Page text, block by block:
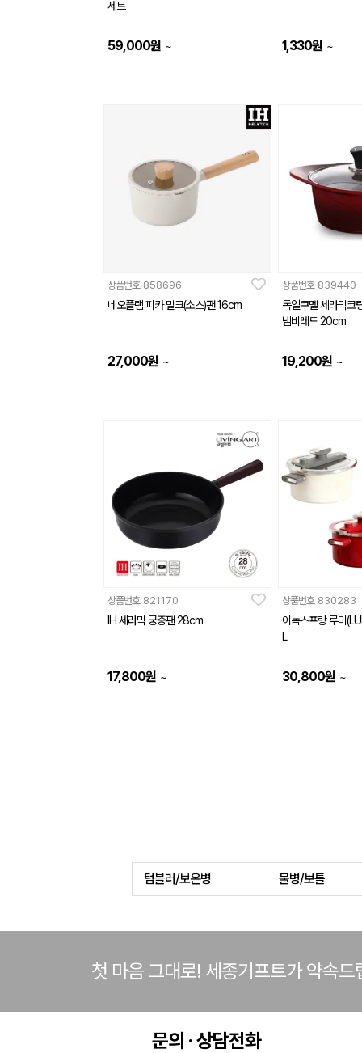
세트
59,000원 ~ 1,330원 ~
상품번호 858696
네오플램 피카 밀크(소스)팬 16cm
27,000원 ~
상품번호 839440
독일쿠멜 세라믹코
냄비레드 20cm
19,200원 ~
상품번호 821170
IH 세라믹 궁중팬 28cm
17,800원 ~
상품번호 830283
이녹스프랑 루미
L
30,800원 ~
텀블러/보온병 물병/보틀
첫 마음 그대로! 세종기프트가 약속드
문의 · 상담전화